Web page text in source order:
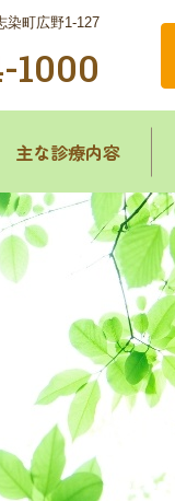
染町広野1-127
1000
主な診療内容